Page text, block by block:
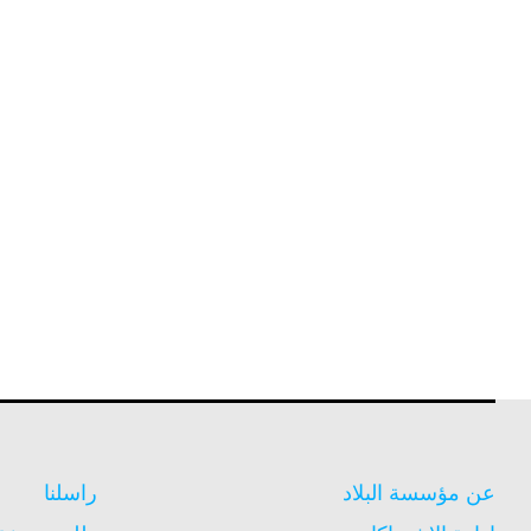
عن مؤسسة البلاد
راسلنا